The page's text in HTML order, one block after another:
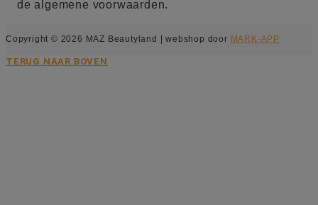
de algemene voorwaarden.
Copyright © 2026 MAZ Beautyland | webshop door MARK-APP
TERUG NAAR BOVEN